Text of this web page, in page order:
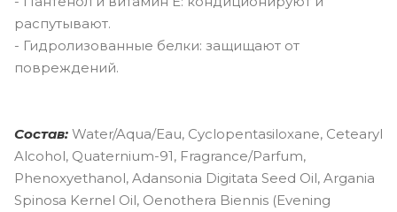
распутывают.
- Гидролизованные белки: защищают от
повреждений.
Состав: Water/Aqua/Eau, Cyclopentasiloxane, Cetearyl
Alcohol, Quaternium-91, Fragrance/Parfum,
Phenoxyethanol, Adansonia Digitata Seed Oil, Argania
Spinosa Kernel Oil, Oenothera Biennis (Evening